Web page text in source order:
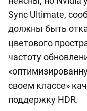
Sync Ultimate,
должны быть
цветового
частоту
своем классе»
поддержку HDR.